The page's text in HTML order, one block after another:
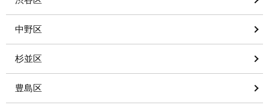
中野区
杉並区
豊島区